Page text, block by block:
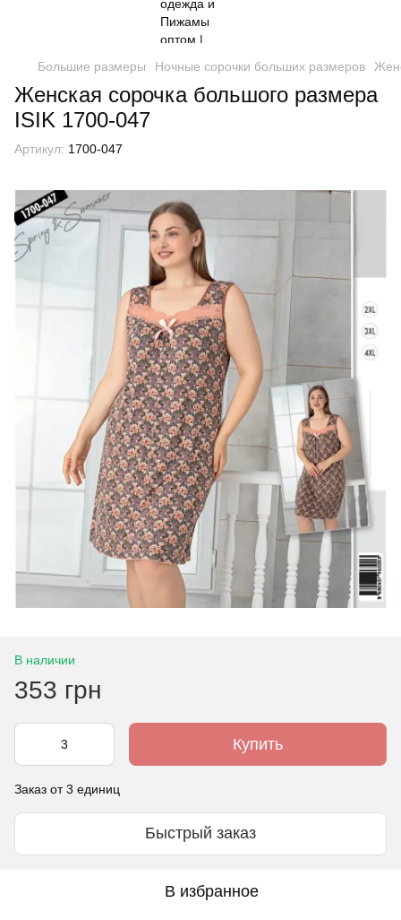
Большие размеры Ночные сорочки больших размеров
Женская сорочка большого размера
ISIK 1700-047
Артикул: 1700-047
В наличии
353 грн
Купить
Заказ от 3 единиц
Быстрый заказ
В избранное